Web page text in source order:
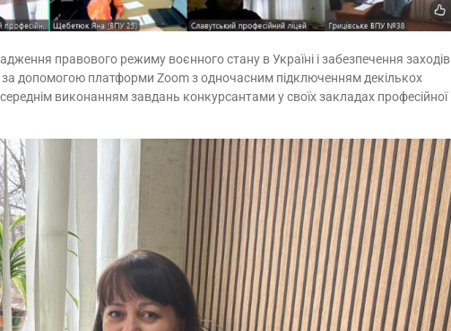
правового режиму воєнного стану в Україні і забезпечення заходів
за допомогою платформи Zoom з одночасним підключенням декількох
виконанням завдань конкурсантами у своїх закладах професійної